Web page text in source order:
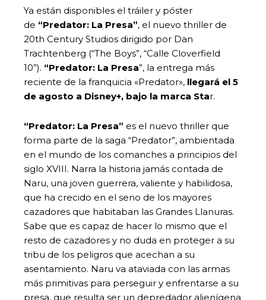
Ya están disponibles el tráiler y póster
de “Predator: La Presa”, el nuevo thriller de
20th Century Studios dirigido por Dan
Trachtenberg (“The Boys”, “Calle Cloverfield
10”). “Predator: La Presa”, la entrega más
reciente de la franquicia «Predator», llegará el 5
de agosto a Disney+, bajo la marca Star.
“Predator: La Presa” es el nuevo thriller que
forma parte de la saga “Predator”, ambientada
en el mundo de los comanches a principios del
siglo XVIII. Narra la historia jamás contada de
Naru, una joven guerrera, valiente y habilidosa,
que ha crecido en el seno de los mayores
cazadores que habitaban las Grandes Llanuras.
Sabe que es capaz de hacer lo mismo que el
resto de cazadores y no duda en proteger a su
tribu de los peligros que acechan a su
asentamiento. Naru va ataviada con las armas
más primitivas para perseguir y enfrentarse a su
presa, que resulta ser un depredador alienígena